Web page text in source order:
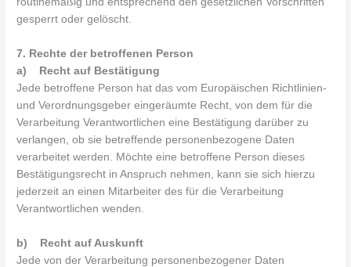
gesperrt oder gelöscht.
7. Rechte der betroffenen Person
a) Recht auf Bestätigung
Jede betroffene Person hat das vom Europäischen Richtlinien-
und Verordnungsgeber eingeräumte Recht, von dem für die
Verarbeitung Verantwortlichen eine Bestätigung darüber zu
verlangen, ob sie betreffende personenbezogene Daten
verarbeitet werden. Möchte eine betroffene Person dieses
Bestätigungsrecht in Anspruch nehmen, kann sie sich hierzu
jederzeit an einen Mitarbeiter des für die Verarbeitung
Verantwortlichen wenden.
b) Recht auf Auskunft
Jede von der Verarbeitung personenbezogener Daten